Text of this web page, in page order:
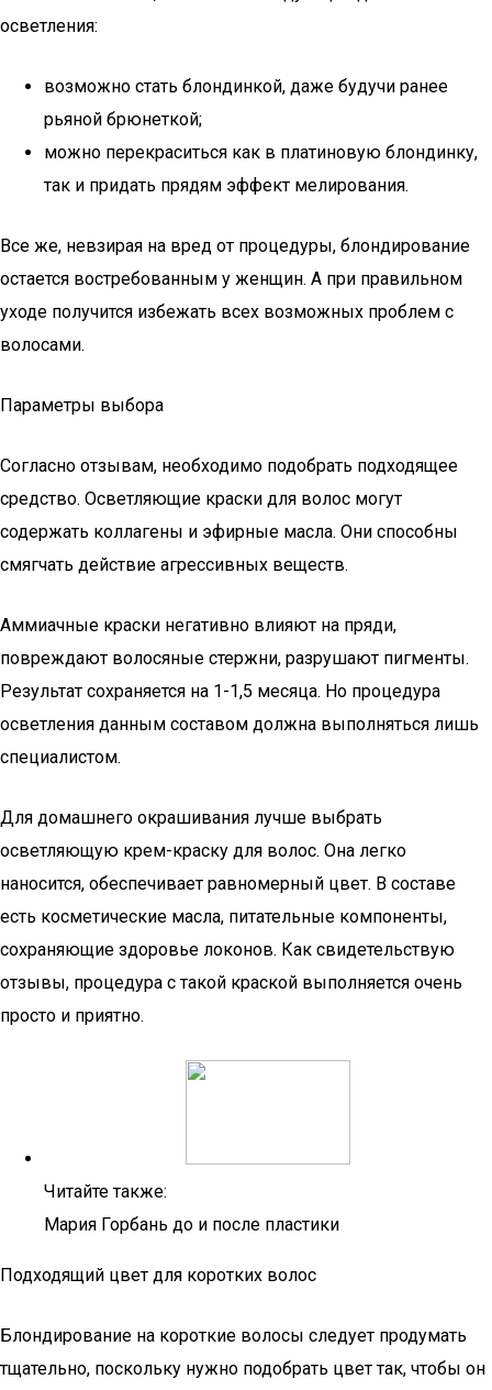
осветления:
возможно стать блондинкой, даже будучи ранее
рьяной брюнеткой;
можно перекраситься как в платиновую блондинку,
так и придать прядям эффект мелирования.
Все же, невзирая на вред от процедуры, блондирование
остается востребованным у женщин. А при правильном
уходе получится избежать всех возможных проблем с
волосами.
Параметры выбора
Согласно отзывам, необходимо подобрать подходящее
средство. Осветляющие краски для волос могут
содержать коллагены и эфирные масла. Они способны
смягчать действие агрессивных веществ.
Аммиачные краски негативно влияют на пряди,
повреждают волосяные стержни, разрушают пигменты.
Результат сохраняется на 1-1,5 месяца. Но процедура
осветления данным составом должна выполняться лишь
специалистом.
Для домашнего окрашивания лучше выбрать
осветляющую крем-краску для волос. Она легко
наносится, обеспечивает равномерный цвет. В составе
есть косметические масла, питательные компоненты,
сохраняющие здоровье локонов. Как свидетельствую
отзывы, процедура с такой краской выполняется очень
просто и приятно.
Читайте также:
Мария Горбань до и после пластики
Подходящий цвет для коротких волос
Блондирование на короткие волосы следует продумать
тщательно, поскольку нужно подобрать цвет так, чтобы он